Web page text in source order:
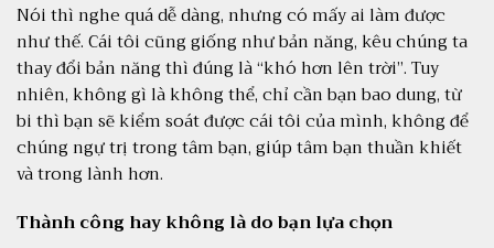
Nói thì nghe quá dễ dàng, nhưng có mấy ai làm được
như thế. Cái tôi cũng giống như bản năng, kêu chúng ta
thay đổi bản năng thì đúng là “khó hơn lên trời”. Tuy
nhiên, không gì là không thể, chỉ cần bạn bao dung, từ
bi thì bạn sẽ kiểm soát được cái tôi của mình, không để
chúng ngự trị trong tâm bạn, giúp tâm bạn thuần khiết
và trong lành hơn.
Thành công hay không là do bạn lựa chọn